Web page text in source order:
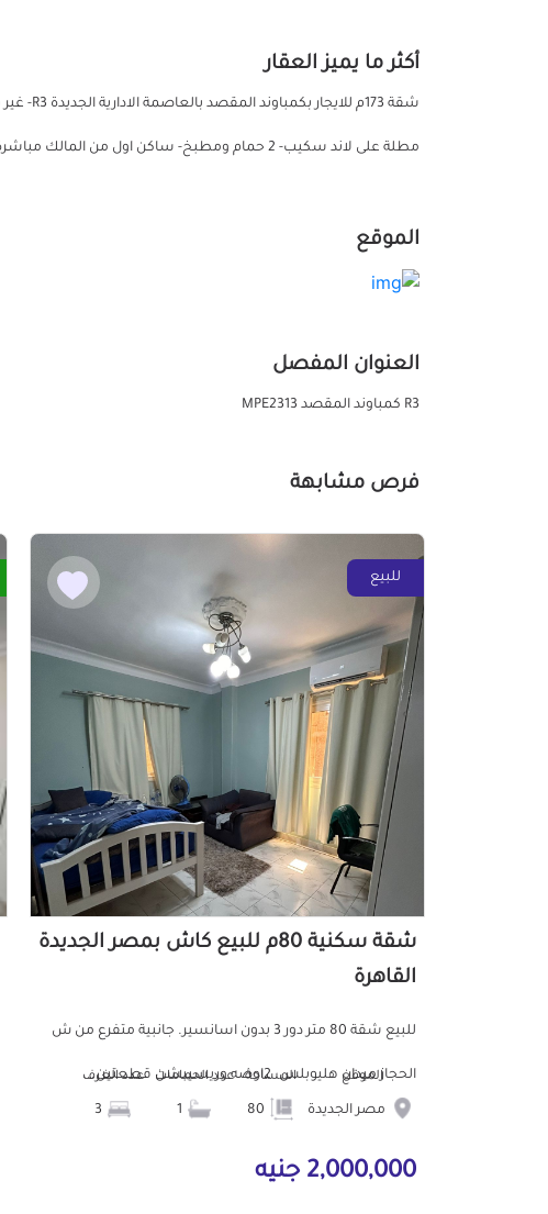
أكثر ما يميز العقار
مطلة على لاند سكيب- 2 حمام ومطبخ- ساكن اول من المالك مباشرة ومتاح المعاينة بعد الاتصال
الموقع
العنوان المفصل
R3 كمباوند المقصد MPE2313
فرص مشابهة
للبيع
شقة سكنية 80م للبيع كاش بمصر الجديدة
القاهرة
للبيع شقة 80 متر دور 3 بدون اسانسير. جانبية متفرع من ش
الحجاز ميدان هليوبلس. 2اوضه وريسيبشن قطعتين...
الموقع
مصر الجديدة
المساحة عدد الحمامات عدد الغرف
2,000,000 جنيه